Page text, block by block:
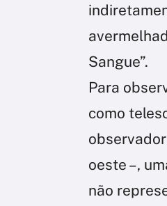
Sangue”.
Para
como
oeste –,
não